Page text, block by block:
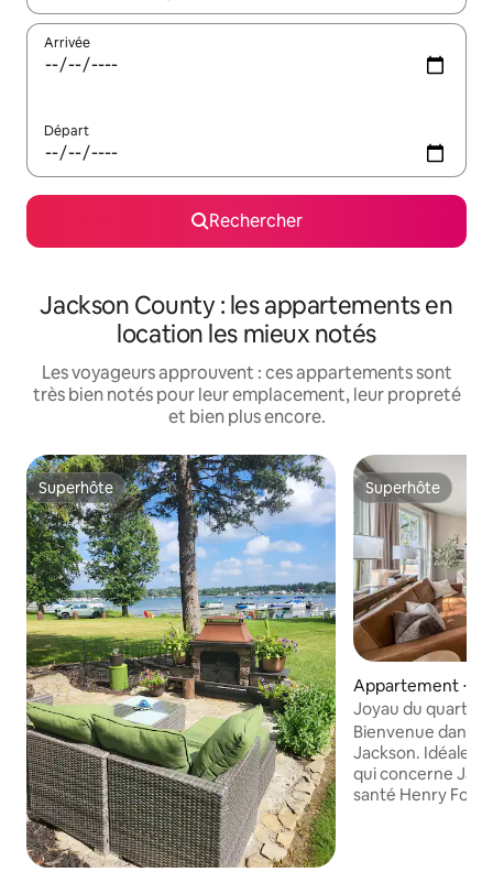
Arrivée
Départ
Rechercher
Jackson County : les appartements en
location les mieux notés
Les voyageurs approuvent : ces appartements sont
très bien notés pour leur emplacement, leur propreté
et bien plus encore.
Superhôte
Superhôte Superhôte
Superhôte
Appartement ⋅
Joyau du quartier
avec parking
Bienvenue dans
Jackson. Idéalement situé pour tout ce
qui concerne Jackson. Le
santé Henry Ford